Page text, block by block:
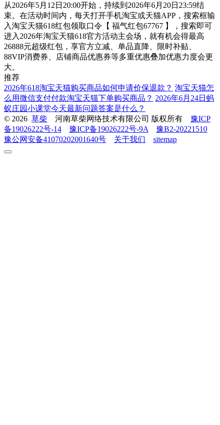
从2026年5月12日20:00开始，持续到2026年6月20日23:59结
束。在活动时间内，每天打开手机淘宝或天猫APP，搜索框输
入淘宝天猫618红包领取口令【 福气红包67767 】，搜索即可
进入2026年淘宝天猫618官方活动主会场，就有机会得最高
26888元超级红包，享官方立减、单品直降、限时补贴、
88VIP消费券、店铺商品优惠券等多重优惠叠加优惠力度会更
大。
推荐
2026年618淘宝天猫购买商品如何申请价保退款？ 淘宝天猫怎
么用微信支付付款淘宝天猫下单购买商品？ 2026年6月24日蚂
蚁庄园小课堂今天最新问题答案是什么？
© 2026 草柴 河南草柴网络技术有限公司 版权所有 豫ICP
备19026222号-14
豫ICP备19026222号-9A
豫B2-20221510
豫公网安备41070202001640号
关于我们 sitemap